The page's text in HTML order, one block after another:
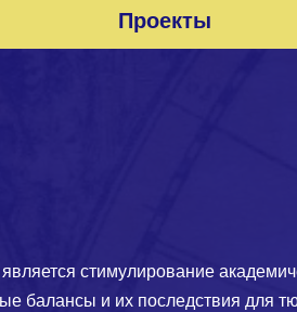
Проекты
стимулирование
балансы и их последствия для